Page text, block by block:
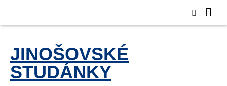
JINOŠOVSKÉ
STUDÁNKY